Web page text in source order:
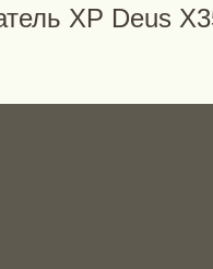
XP Deus